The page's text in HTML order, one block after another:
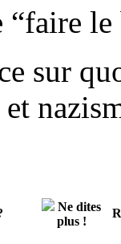
le
sur
Ne dites
plus !